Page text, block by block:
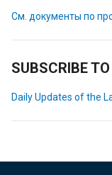
См. документы по
SUBSCRIBE
Daily Updates of the